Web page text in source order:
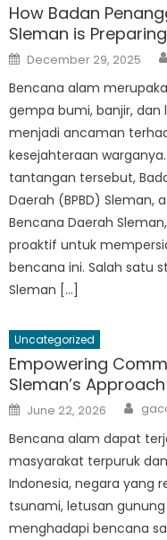
How Badan
Sleman is
Posted
on
December 29, 2025
Bencana alam
gempa bumi, banjir, dan
menjadi ancaman
kesejahteraan
tantangan tersebut,
Daerah (BPBD) Sleman,
Bencana Daerah
proaktif untuk
bencana ini. Salah satu
Sleman […]
Uncategorized
Empowering
Sleman’s
Posted
on
June 22, 2026
Bencana alam dapat
masyarakat terpuruk
Indonesia, negara yang
tsunami, letusan
menghadapi bencana